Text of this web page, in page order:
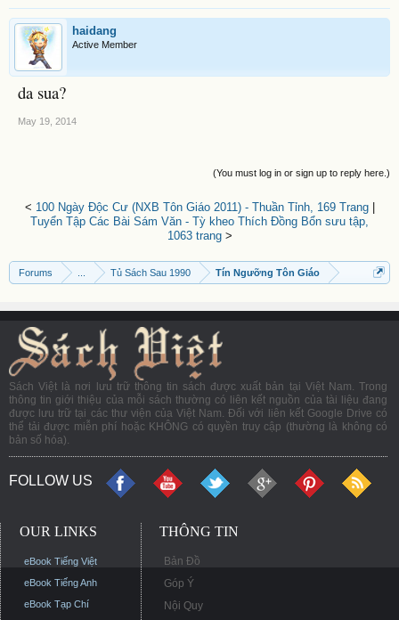
haidang
Active Member
da sua?
May 19, 2014
(You must log in or sign up to reply here.)
< 100 Ngày Độc Cư (NXB Tôn Giáo 2011) - Thuần Tỉnh, 169 Trang|
Tuyển Tập Các Bài Sám Văn - Tỳ kheo Thích Đồng Bổn sưu tập,
1063 trang>
Forums Tủ Sách Sau 1990 Tín Ngưỡng Tôn Giáo
Sách Việt là nơi lưu trữ thông tin sách được xuất bản tại Việt Nam. Trong
thông tin giới thiệu của mỗi sách thường có liên kết nguồn của tài liệu đang
được lưu trữ tại các thư viện của Việt Nam. Đối với liên kết Google Drive có
thể tải được miễn phí hoặc KHÔNG có quyền truy cập (thường là không có
bản số hóa).
FOLLOW US
OUR LINKS
eBook Tiếng Việt
eBook Tiếng Anh
eBook Tạp Chí
THÔNG TIN
Bản Đồ
Góp Ý
Nội Quy